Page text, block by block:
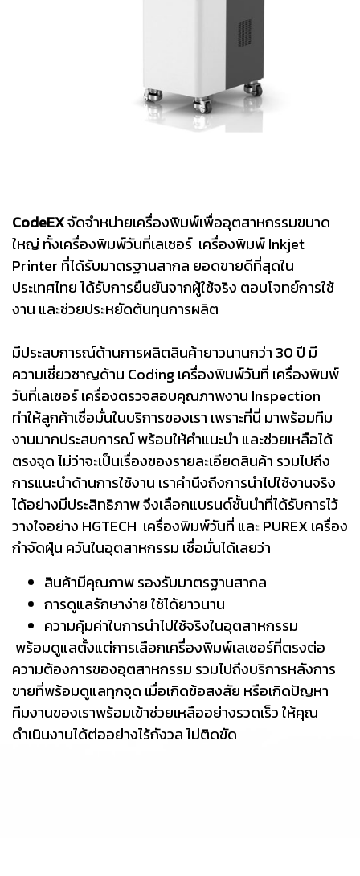
CodeEXจัดจำหน่ายเครื่องพิมพ์เพื่ออุตสาหกรรมขนาด
ใหญ่ ทั้งเครื่องพิมพ์วันที่เลเซอร์ เครื่องพิมพ์ Inkjet
Printer ที่ได้รับมาตรฐานสากล ยอดขายดีที่สุดใน
ประเทศไทย ได้รับการยืนยันจากผู้ใช้จริง ตอบโจทย์การใช้
งาน และช่วยประหยัดต้นทุนการผลิต
มีประสบการณ์ด้านการผลิตสินค้ายาวนานกว่า 30 ปี มี
ความเชี่ยวชาญด้าน Coding เครื่องพิมพ์วันที่ เครื่องพิมพ์
วันที่เลเซอร์ เครื่องตรวจสอบคุณภาพงาน Inspection
ทำให้ลูกค้าเชื่อมั่นในบริการของเรา เพราะที่นี่ มาพร้อมทีม
งานมากประสบการณ์ พร้อมให้คำแนะนำ และช่วยเหลือได้
ตรงจุด ไม่ว่าจะเป็นเรื่องของรายละเอียดสินค้า รวมไปถึง
การแนะนำด้านการใช้งาน เราคำนึงถึงการนำไปใช้งานจริง
ได้อย่างมีประสิทธิภาพ จึงเลือกแบรนด์ชั้นนำที่ได้รับการไว้
วางใจอย่าง HGTECH เครื่องพิมพ์วันที่ และ PUREX เครื่อง
กำจัดฝุ่น ควันในอุตสาหกรรม เชื่อมั่นได้เลยว่า
สินค้ามีคุณภาพ รองรับมาตรฐานสากล
การดูแลรักษาง่าย ใช้ได้ยาวนาน
ความคุ้มค่าในการนำไปใช้จริงในอุตสาหกรรม
พร้อมดูแลตั้งแต่การเลือกเครื่องพิมพ์เลเซอร์ที่ตรงต่อ
ความต้องการของอุตสาหกรรม รวมไปถึงบริการหลังการ
ขายที่พร้อมดูแลทุกจุด เมื่อเกิดข้อสงสัย หรือเกิดปัญหา
ทีมงานของเราพร้อมเข้าช่วยเหลืออย่างรวดเร็ว ให้คุณ
ดำเนินงานได้ต่ออย่างไร้กังวล ไม่ติดขัด